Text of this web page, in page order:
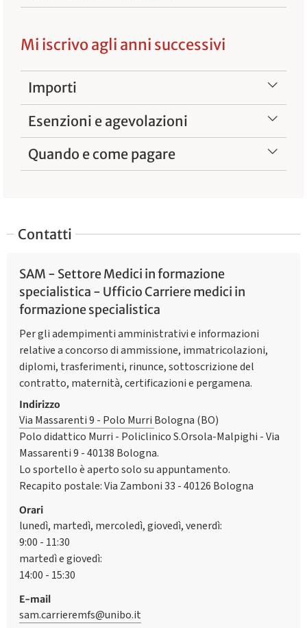
Mi iscrivo agli anni successivi
Importi
Esenzioni e agevolazioni
Quando e come pagare
Contatti
SAM - Settore Medici in formazione
specialistica - Ufficio Carriere medici in
formazione specialistica
Per gli adempimenti amministrativi e informazioni
relative a concorso di ammissione, immatricolazioni,
diplomi, trasferimenti, rinunce, sottoscrizione del
contratto, maternità, certificazioni e pergamena.
Indirizzo
Via Massarenti 9 - Polo Murri Bologna (BO)
Polo didattico Murri - Policlinico S.Orsola-Malpighi - Via
Massarenti 9 - 40138 Bologna.
Lo sportello è aperto solo su appuntamento.
Recapito postale: Via Zamboni 33 - 40126 Bologna
Orari
lunedì, martedì, mercoledì, giovedì, venerdì:
9:00 - 11:30
martedì e giovedì:
14:00 - 15:30
E-mail
sam.carrieremfs@unibo.it